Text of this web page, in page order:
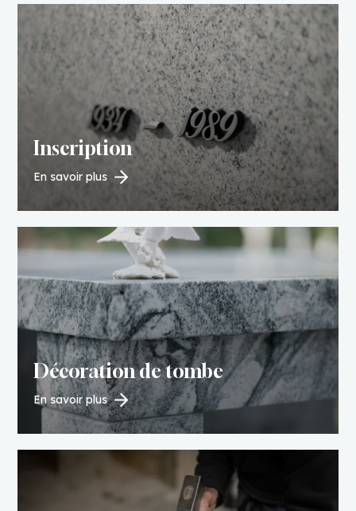
Inscription
En savoir plus
Décoration de tombe
En savoir plus